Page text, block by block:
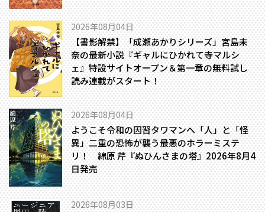
2026年08月04日
【書影解禁】「成瀬あかりシリーズ」宮島未
奈の最新小説『ギャルにひかれて寺マルシ
ェ』特設サイトオープン＆第一章の無料試し
読み連載がスタート！
2026年08月04日
ようこそ令和の因習タワマンへ――「人」と「怪
異」二重の恐怖が襲う最悪のホラーミステ
リ！ 綿原 芹『ぬひんさまの塔』2026年8月4
日発売
2026年08月03日